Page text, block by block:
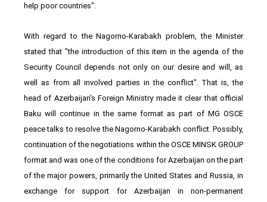
help poor countries".
With regard to the Nagorno-Karabakh problem, the Minister
stated that "the introduction of this item in the agenda of the
Security Council depends not only on our desire and will, as
well as from all involved parties in the conflict". That is, the
head of Azerbaijan's Foreign Ministry made it clear that official
Baku will continue in the same format as part of MG OSCE
peace talks to resolve the Nagorno-Karabakh conflict. Possibly,
continuation of the negotiations within the OSCE MINSK GROUP
format and was one of the conditions for Azerbaijan on the part
of the major powers, primarily the United States and Russia, in
exchange for support for Azerbaijan in non-permanent